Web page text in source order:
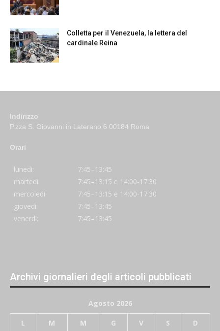
Colletta per il Venezuela, la lettera del
cardinale Reina
Indirizzo
P.zza S. Giovanni in Laterano 6 00184 Roma
Orari
lunedi:
7:45–13:45
martedi:
7:45–13:15 e 14:00-17:30
mercoledi:
7:45–13:15 e 14:00-17:30
giovedi:
7:45–13:45
venerdi:
7:45–13:45
Archivi giornalieri degli articoli pubblicati
Agosto 2026
L M M G V S D